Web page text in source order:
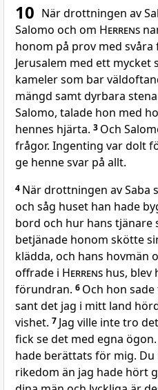
10 När drottningen av
Salomo och om Herrens
honom på prov med svåra
Jerusalem med ett mycket
kameler som bar
mängd samt dyrbara
Salomo, talade hon med
hennes hjärta. 3 Och
frågor. Ingenting var dolt
ge henne svar på allt.
4 När drottningen av Saba
och såg huset han hade
bord och hur hans tjänare
betjänade honom skötte
klädda, och hans hovmän
offrade i Herrens hus, blev
förundran. 6 Och hon
sant det jag i mitt land
vishet. 7 Jag ville inte tro
fick se det med egna
hade berättats för mig.
rikedom än jag hade hört